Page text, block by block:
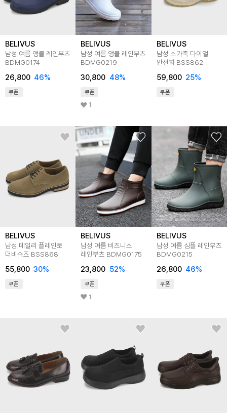
BELIVUS
남성 여름 앵클 레인부츠
BDMG0174
26,800 46%
쿠폰
BELIVUS
남성 여름 앵클 레인부츠
BDMG0219
30,800 48%
쿠폰
1
BELIVUS
남성 소가죽 다이얼
안전화 BSS862
59,800 25%
쿠폰
BELIVUS
남성 데일리 플레인토
더비슈즈 BSS868
55,800 30%
쿠폰
BELIVUS
남성 여름 비즈니스
레인부츠 BDMG0175
23,800 52%
쿠폰
1
BELIVUS
남성 여름 심플 레인부츠
BDMG0215
26,800 46%
쿠폰